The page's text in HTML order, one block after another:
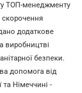
ТОП-менеджменту
скорочення
додаткове
виробництві
безпеки.
допомога від
Німеччині -